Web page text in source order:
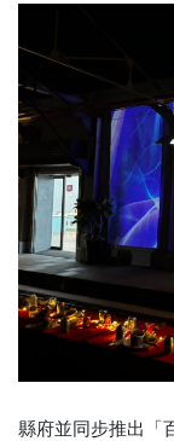
縣府並同步推出「